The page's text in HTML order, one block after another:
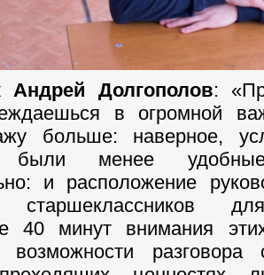
Андрей Долгополов:
в огромной
больше: наверное,
были менее
и расположение
старшеклассников
40 минут внимания
возможности